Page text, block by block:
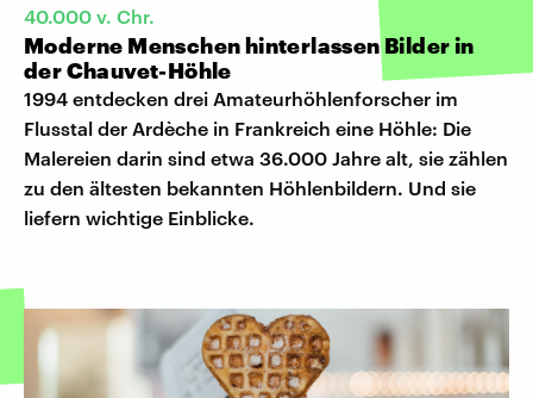
40.000 v. Chr.
Moderne Menschen hinterlassen Bilder in
der Chauvet-Höhle
1994 entdecken drei Amateurhöhlenforscher im
Flusstal der Ardèche in Frankreich eine Höhle: Die
Malereien darin sind etwa 36.000 Jahre alt, sie zählen
zu den ältesten bekannten Höhlenbildern. Und sie
liefern wichtige Einblicke.